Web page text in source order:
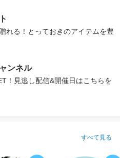
れる！とっておきのアイテムを豊
ンネル
！見逃し配信&開催日はこちらを
すべて見る